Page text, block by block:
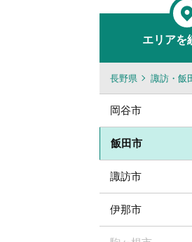
エリアを
長野県 諏訪・飯
岡谷市
飯田市
諏訪市
伊那市